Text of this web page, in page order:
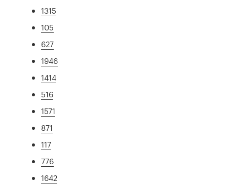
1315
105
627
1946
1414
516
1571
871
117
776
1642